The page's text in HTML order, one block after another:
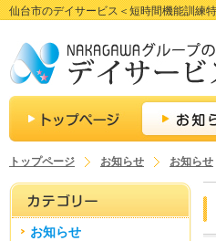
仙台市のデイサービス＜短時間機能訓練
トップページ お知らせ お知らせ
お知らせ